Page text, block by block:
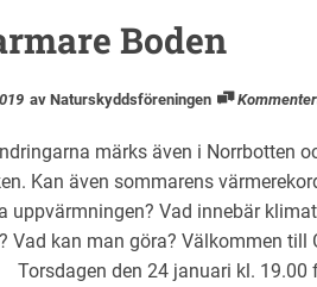
Boden
av Naturskyddsföreningen
märks även i Norrbotten
Kan även sommarens
uppvärmningen? Vad innebär
Vad kan man göra? Välkommen till
den 24 januari kl. 19.00